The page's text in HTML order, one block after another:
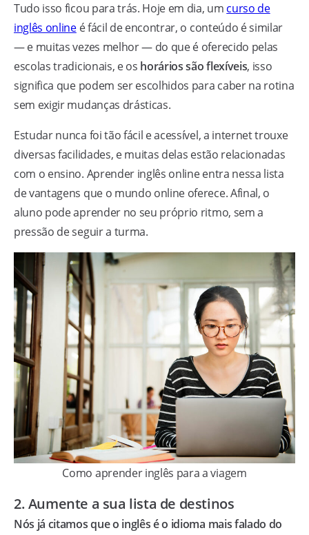
Tudo isso ficou para trás. Hoje em dia, um curso de
inglês onlineé fácil de encontrar, o conteúdo é similar
— e muitas vezes melhor — do que é oferecido pelas
escolas tradicionais, e os horários são flexíveis, isso
significa que podem ser escolhidos para caber na rotina
sem exigir mudanças drásticas.
Estudar nunca foi tão fácil e acessível, a internet trouxe
diversas facilidades, e muitas delas estão relacionadas
com o ensino. Aprender inglês online entra nessa lista
de vantagens que o mundo online oferece. Afinal, o
aluno pode aprender no seu próprio ritmo, sem a
pressão de seguir a turma.
Como aprender inglês para a viagem
2. Aumente a sua lista de destinos
Nós já citamos que o inglês é o idioma mais falado do